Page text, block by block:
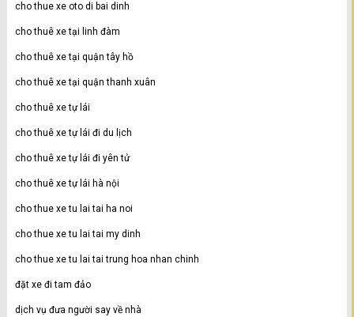
cho thue xe oto di bai dinh
cho thuê xe tại linh đàm
cho thuê xe tại quận tây hồ
cho thuê xe tại quận thanh xuân
cho thuê xe tự lái
cho thuê xe tự lái đi du lịch
cho thuê xe tự lái đi yên tử
cho thuê xe tự lái hà nội
cho thue xe tu lai tai ha noi
cho thue xe tu lai tai my dinh
cho thue xe tu lai tai trung hoa nhan chinh
đặt xe đi tam đảo
dịch vụ đưa người say về nhà